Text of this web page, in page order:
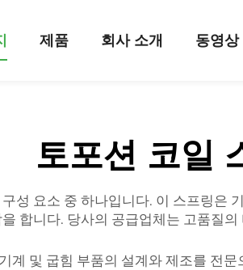
제품 회사 소개 동영상
토포션 코일
성 요소 중 하나입니다. 이 스프링은
합니다. 당사의 공급업체는 고품질
및 굽힘 부품의 설계와 제조를 전문